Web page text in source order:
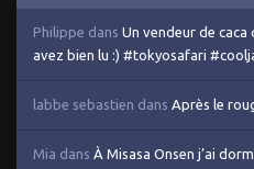
Philippe dans Un vendeur de caca
avez bien lu :) #tokyosafari
labbe sebastien dans Après le
Mia dans À Misasa Onsen j’ai